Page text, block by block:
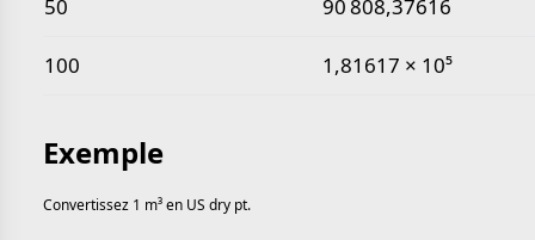
50 90 808,37616
100 1,81617 × 10⁵
Exemple
Convertissez 1 m³ en US dry pt.